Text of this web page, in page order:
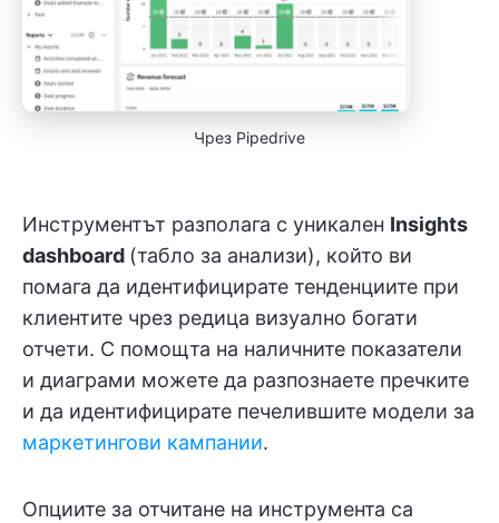
Чрез Pipedrive
Инструментът разполага с уникален Insights
dashboard (табло за анализи), който ви
помага да идентифицирате тенденциите при
клиентите чрез редица визуално богати
отчети. С помощта на наличните показатели
и диаграми можете да разпознаете пречките
и да идентифицирате печелившите модели за
маркетингови кампании.
Опциите за отчитане на инструмента са